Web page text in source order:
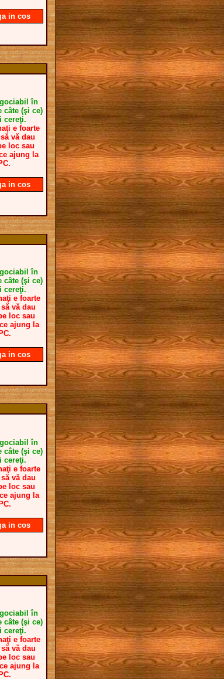
in cos
în
câte (şi ce)
cereţi.
e foarte
vă dau
loc sau
ajung la
in cos
în
câte (şi ce)
cereţi.
e foarte
vă dau
loc sau
ajung la
PC.
in cos
în
câte (şi ce)
cereţi.
e foarte
vă dau
loc sau
ajung la
PC.
in cos
în
câte (şi ce)
cereţi.
e foarte
vă dau
loc sau
ajung la
PC.